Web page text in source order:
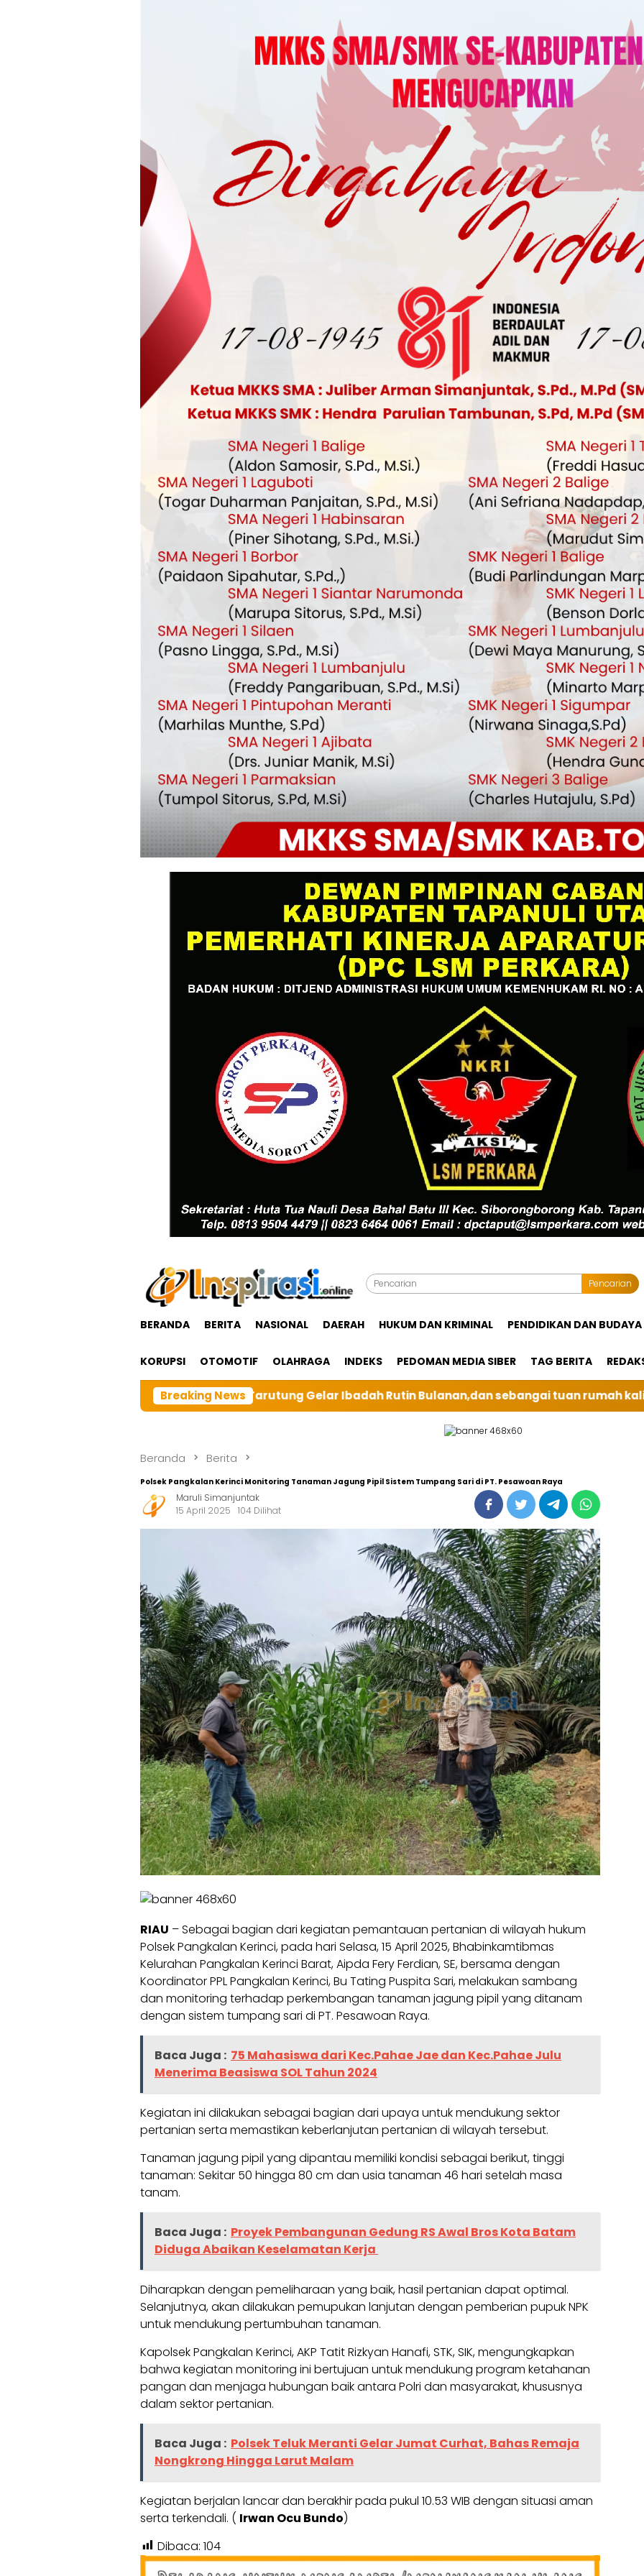
Pencarian
BERANDA BERITA NASIONAL DAERAH HUKUM DAN KRIMINAL PENDIDIKAN DAN BUDAYA
KORUPSI OTOMOTIF OLAHRAGA INDEKS PEDOMAN MEDIA SIBER TAG BERITA
Breaking News
cabangTarutung Gelar Ibadah Rutin Bulanan,dan sebangai tuan rumah kali ini BRI Unit Silindung
Beranda Berita
Polsek Pangkalan Kerinci Monitoring Tanaman Jagung Pipil Sistem Tumpang Sari di PT. Pesawoan Raya
Maruli Simanjuntak
15 April 2025
104 Dilihat
RIAU – Sebagai bagian dari kegiatan pemantauan pertanian di wilayah hukum
Polsek Pangkalan Kerinci, pada hari Selasa, 15 April 2025, Bhabinkamtibmas
Kelurahan Pangkalan Kerinci Barat, Aipda Fery Ferdian, SE, bersama dengan
Koordinator PPL Pangkalan Kerinci, Bu Tating Puspita Sari, melakukan sambang
dan monitoring terhadap perkembangan tanaman jagung pipil yang ditanam
dengan sistem tumpang sari di PT. Pesawoan Raya.
Baca Juga : 75 Mahasiswa dari Kec.Pahae Jae dan Kec.Pahae Julu
Menerima Beasiswa SOL Tahun 2024
Kegiatan ini dilakukan sebagai bagian dari upaya untuk mendukung sektor
pertanian serta memastikan keberlanjutan pertanian di wilayah tersebut.
Tanaman jagung pipil yang dipantau memiliki kondisi sebagai berikut, tinggi
tanaman: Sekitar 50 hingga 80 cm dan usia tanaman 46 hari setelah masa
tanam.
Baca Juga : Proyek Pembangunan Gedung RS Awal Bros Kota Batam
Diduga Abaikan Keselamatan Kerja
Diharapkan dengan pemeliharaan yang baik, hasil pertanian dapat optimal.
Selanjutnya, akan dilakukan pemupukan lanjutan dengan pemberian pupuk NPK
untuk mendukung pertumbuhan tanaman.
Kapolsek Pangkalan Kerinci, AKP Tatit Rizkyan Hanafi, STK, SIK, mengungkapkan
bahwa kegiatan monitoring ini bertujuan untuk mendukung program ketahanan
pangan dan menjaga hubungan baik antara Polri dan masyarakat, khususnya
dalam sektor pertanian.
Baca Juga : Polsek Teluk Meranti Gelar Jumat Curhat, Bahas Remaja
Nongkrong Hingga Larut Malam
Kegiatan berjalan lancar dan berakhir pada pukul 10.53 WIB dengan situasi aman
serta terkendali. ( Irwan Ocu Bundo)
Dibaca: 104